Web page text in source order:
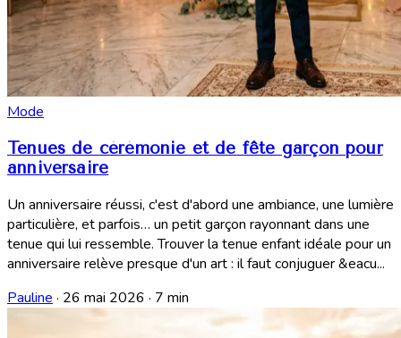
Mode
Tenues de cérémonie et de fête garçon pour
anniversaire
Un anniversaire réussi, c'est d'abord une ambiance, une lumière
particulière, et parfois… un petit garçon rayonnant dans une
tenue qui lui ressemble. Trouver la tenue enfant idéale pour un
anniversaire relève presque d'un art : il faut conjuguer &eacu...
Pauline · 26 mai 2026 · 7 min